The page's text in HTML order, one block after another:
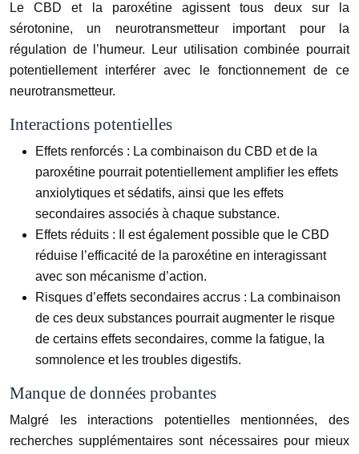
Le CBD et la paroxétine agissent tous deux sur la
sérotonine, un neurotransmetteur important pour la
régulation de l’humeur. Leur utilisation combinée pourrait
potentiellement interférer avec le fonctionnement de ce
neurotransmetteur.
Interactions potentielles
Effets renforcés : La combinaison du CBD et de la
paroxétine pourrait potentiellement amplifier les effets
anxiolytiques et sédatifs, ainsi que les effets
secondaires associés à chaque substance.
Effets réduits :
Il est également possible que le CBD
réduise l’efficacité de la paroxétine en interagissant
avec son mécanisme d’action.
Risques d’effets secondaires accrus : La combinaison
de ces deux substances pourrait augmenter le risque
de certains effets secondaires, comme la fatigue, la
somnolence et les troubles digestifs.
Manque de données probantes
Malgré les interactions potentielles mentionnées, des
recherches supplémentaires sont nécessaires pour mieux